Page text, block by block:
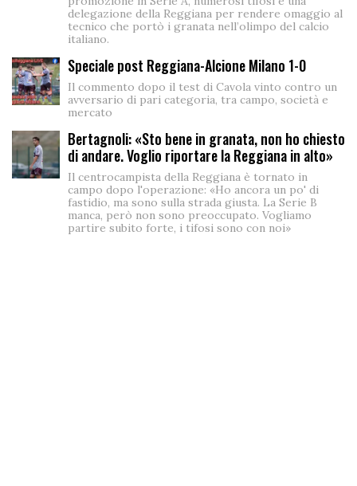
delegazione della Reggiana per rendere omaggio al
tecnico che portò i granata nell’olimpo del calcio
italiano.
Speciale post Reggiana-Alcione Milano 1-0
Il commento dopo il test di Cavola vinto contro un
avversario di pari categoria, tra campo, società e
mercato
Bertagnoli: «Sto bene in granata, non ho chiesto
di andare. Voglio riportare la Reggiana in alto»
Il centrocampista della Reggiana è tornato in
campo dopo l'operazione: «Ho ancora un po' di
fastidio, ma sono sulla strada giusta. La Serie B
manca, però non sono preoccupato. Vogliamo
partire subito forte, i tifosi sono con noi»